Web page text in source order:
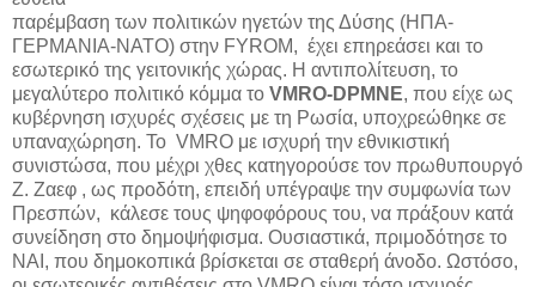
παρέμβαση των πολιτικών ηγετών της Δύσης (ΗΠΑ-
ΓΕΡΜΑΝΙΑ-ΝΑΤΟ) στην FYROM, έχει επηρεάσει και το
εσωτερικό της γειτονικής χώρας. Η αντιπολίτευση, το
μεγαλύτερο πολιτικό κόμμα το VMRO-DPMNE, που είχε ως
κυβέρνηση ισχυρές σχέσεις με τη Ρωσία, υποχρεώθηκε σε
υπαναχώρηση. Το VMRO με ισχυρή την εθνικιστική
συνιστώσα, που μέχρι χθες κατηγορούσε τον πρωθυπουργό
Ζ. Ζαεφ , ως προδότη, επειδή υπέγραψε την συμφωνία των
Πρεσπών, κάλεσε τους ψηφοφόρους του, να πράξουν κατά
συνείδηση στο δημοψήφισμα. Ουσιαστικά, πριμοδότησε το
ΝΑΙ, που δημοκοπικά βρίσκεται σε σταθερή άνοδο. Ωστόσο,